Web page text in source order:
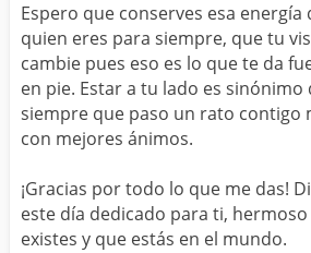
Espero que conserves esa energía
quien eres para siempre, que tu
cambie pues eso es lo que te da
en pie. Estar a tu lado es sinónimo
siempre que paso un rato contigo
con mejores ánimos.
¡Gracias por todo lo que me das!
este día dedicado para ti,
existes y que estás en el mundo.